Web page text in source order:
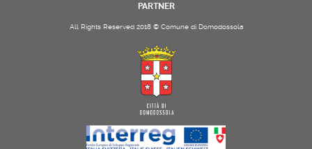
PARTNER
All Rights Reserved 2018 © Comune di Domodossola